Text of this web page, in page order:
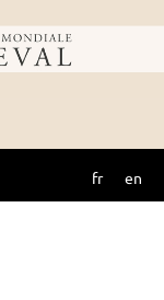
fr en